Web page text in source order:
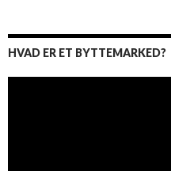
HVAD ER ET BYTTEMARKED?